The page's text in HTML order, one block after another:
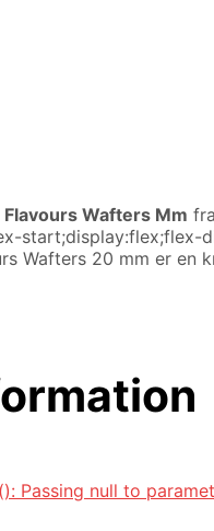
Wafters Mm fra
Wafters 20 mm er en
Passing null to